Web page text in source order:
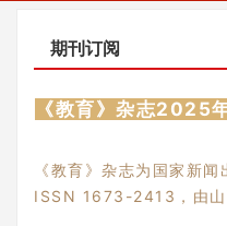
期刊订阅
《教育》杂志2025
《教育》杂志为国家新
ISSN 1673-2413，由山